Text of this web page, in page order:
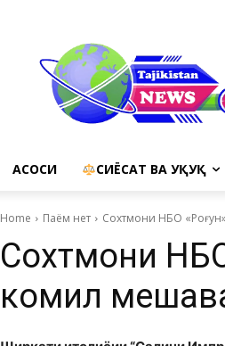
АСОСИ СИЁСАТ ВА ҲУҚУҚ
Home Паём нет Сохтмони НБО
Сохтмони
комил